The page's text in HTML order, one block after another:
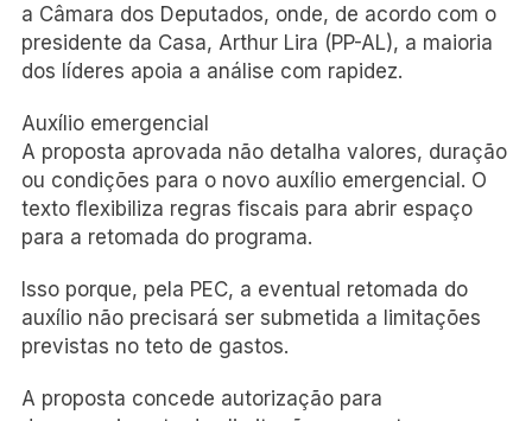
a Câmara dos Deputados, onde, de acordo com o
presidente da Casa, Arthur Lira (PP-AL), a maioria
dos líderes apoia a análise com rapidez.
Auxílio emergencial
A proposta aprovada não detalha valores, duração
ou condições para o novo auxílio emergencial. O
texto flexibiliza regras fiscais para abrir espaço
para a retomada do programa.
Isso porque, pela PEC, a eventual retomada do
auxílio não precisará ser submetida a limitações
previstas no teto de gastos.
A proposta concede autorização para